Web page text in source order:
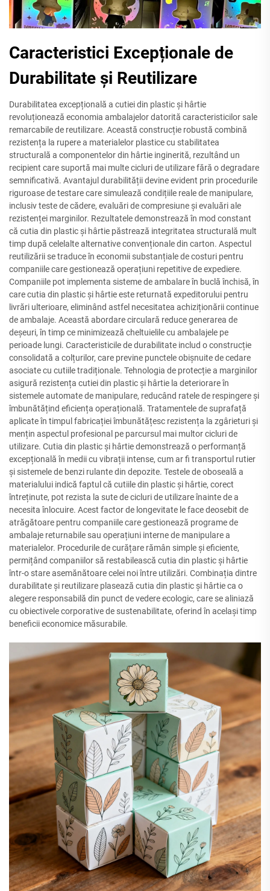
Caracteristici Excepționale de
Durabilitate și Reutilizare
Durabilitatea excepțională a cutiei din plastic și hârtie
revoluționează economia ambalajelor datorită caracteristicilor sale
remarcabile de reutilizare. Această construcție robustă combină
rezistența la rupere a materialelor plastice cu stabilitatea
structurală a componentelor din hârtie inginerită, rezultând un
recipient care suportă mai multe cicluri de utilizare fără o degradare
semnificativă. Avantajul durabilității devine evident prin procedurile
riguroase de testare care simulează condițiile reale de manipulare,
inclusiv teste de cădere, evaluări de compresiune și evaluări ale
rezistenței marginilor. Rezultatele demonstrează în mod constant
că cutia din plastic și hârtie păstrează integritatea structurală mult
timp după celelalte alternative convenționale din carton. Aspectul
reutilizării se traduce în economii substanțiale de costuri pentru
companiile care gestionează operațiuni repetitive de expediere.
Companiile pot implementa sisteme de ambalare în buclă închisă, în
care cutia din plastic și hârtie este returnată expeditorului pentru
livrări ulterioare, eliminând astfel necesitatea achiziționării continue
de ambalaje. Această abordare circulară reduce generarea de
deșeuri, în timp ce minimizează cheltuielile cu ambalajele pe
perioade lungi. Caracteristicile de durabilitate includ o construcție
consolidată a colțurilor, care previne punctele obișnuite de cedare
asociate cu cutiile tradiționale. Tehnologia de protecție a marginilor
asigură rezistența cutiei din plastic și hârtie la deteriorare în
sistemele automate de manipulare, reducând ratele de respingere și
îmbunătățind eficiența operațională. Tratamentele de suprafață
aplicate în timpul fabricației îmbunătățesc rezistența la zgârieturi și
mențin aspectul profesional pe parcursul mai multor cicluri de
utilizare. Cutia din plastic și hârtie demonstrează o performanță
excepțională în medii cu vibrații intense, cum ar fi transportul rutier
și sistemele de benzi rulante din depozite. Testele de oboseală a
materialului indică faptul că cutiile din plastic și hârtie, corect
întreținute, pot rezista la sute de cicluri de utilizare înainte de a
necesita înlocuire. Acest factor de longevitate le face deosebit de
atrăgătoare pentru companiile care gestionează programe de
ambalaje returnabile sau operațiuni interne de manipulare a
materialelor. Procedurile de curățare rămân simple și eficiente,
permițând companiilor să restabilească cutia din plastic și hârtie
într-o stare asemănătoare celei noi între utilizări. Combinația dintre
durabilitate și reutilizare plasează cutia din plastic și hârtie ca o
alegere responsabilă din punct de vedere ecologic, care se aliniază
cu obiectivele corporative de sustenabilitate, oferind în același timp
beneficii economice măsurabile.